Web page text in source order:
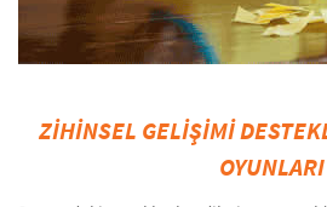
ZİHİNSEL GELİŞİMİ
OYUNLARI